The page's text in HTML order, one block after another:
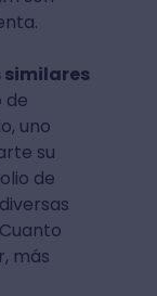
de
uno
su
de
más